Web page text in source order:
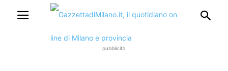
pubblicità